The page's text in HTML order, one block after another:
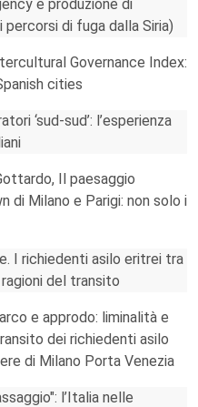
e produzione di
di fuga dalla Siria)
Governance Index:
cities
‘sud-sud’: l’esperienza
Il paesaggio
di Milano e Parigi: non solo i
I richiedenti asilo eritrei tra
del transito
e approdo: liminalità e
dei richiedenti asilo
di Milano Porta Venezia
l’Italia nelle